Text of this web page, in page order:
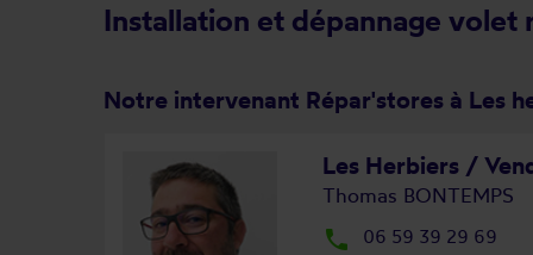
Installation et dépannage volet
Notre intervenant Répar'stores à Les
Les Herbiers /
Thomas BONTEMPS
local_phone 06 59 39 29 69